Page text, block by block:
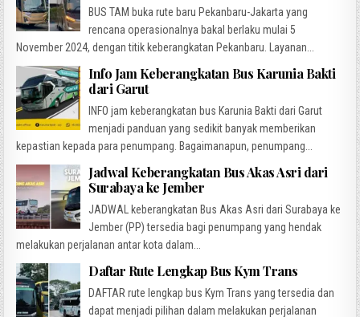
BUS TAM buka rute baru Pekanbaru-Jakarta yang
rencana operasionalnya bakal berlaku mulai 5
November 2024, dengan titik keberangkatan Pekanbaru. Layanan...
Info Jam Keberangkatan Bus Karunia Bakti
dari Garut
INFO jam keberangkatan bus Karunia Bakti dari Garut
menjadi panduan yang sedikit banyak memberikan
kepastian kepada para penumpang. Bagaimanapun, penumpang...
Jadwal Keberangkatan Bus Akas Asri dari
Surabaya ke Jember
JADWAL keberangkatan Bus Akas Asri dari Surabaya ke
Jember (PP) tersedia bagi penumpang yang hendak
melakukan perjalanan antar kota dalam...
Daftar Rute Lengkap Bus Kym Trans
DAFTAR rute lengkap bus Kym Trans yang tersedia dan
dapat menjadi pilihan dalam melakukan perjalanan